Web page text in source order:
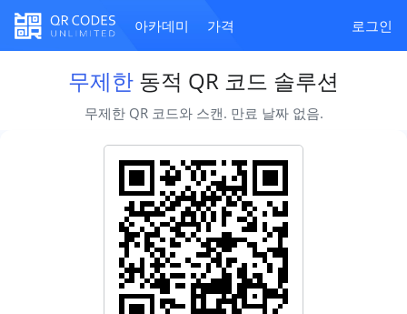
아카데미 가격 로그인
무제한 동적 QR 코드 솔루션
무제한 QR 코드와 스캔. 만료 날짜 없음.